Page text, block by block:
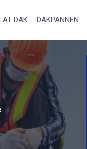
DAK DAKPANNEN